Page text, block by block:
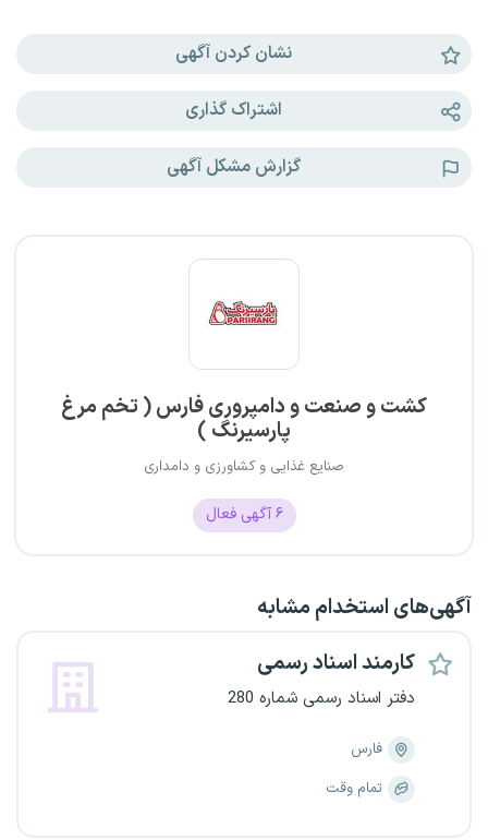
نشان کردن آگهی
اشتراک گذاری
گزارش مشکل آگهی
کشت و صنعت و دامپروری فارس ( تخم مرغ
پارسیرنگ )
صنایع غذایی و کشاورزی و دامداری
۶ آگهی فعال
آگهی‌های استخدام مشابه
کارمند اسناد رسمی
دفتر اسناد رسمی شماره 280
فارس
تمام وقت